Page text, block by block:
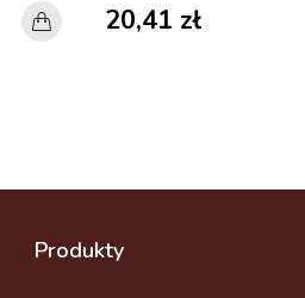
20,41 zł
Produkty